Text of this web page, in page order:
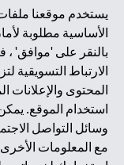
يستخدم موقعنا
الأساسية مطلوبة
بالنقر على 'موافق' ،
الارتباط التسويقية
المحتوى والإعلانات
استخدام الموقع.
وسائل التواصل
مع المعلومات
الاستثمارات مخالفًا
مستخدمة ومسجلة في
سيتي بنك إن. إيه.
الإمارات في دبي، و CN-1002019 لفرع أبوظبي. هاتف: 4000 311 04.
فرع سيتي بنك إن إيه -